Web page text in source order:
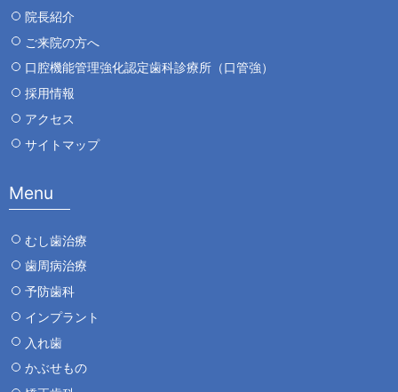
院長紹介
ご来院の方へ
口腔機能管理強化認定歯科診療所（口管強）
採用情報
アクセス
サイトマップ
Menu
むし歯治療
歯周病治療
予防歯科
インプラント
入れ歯
かぶせもの